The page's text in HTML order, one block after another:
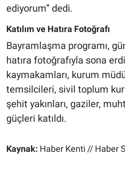
ediyorum” dedi.
Katılım ve Hatıra Fotoğrafı
Bayramlaşma programı,
hatıra fotoğrafıyla sona
kaymakamları, kurum
temsilcileri, sivil toplum
şehit yakınları, gaziler,
güçleri katıldı.
Kaynak: Haber Kenti // Haber